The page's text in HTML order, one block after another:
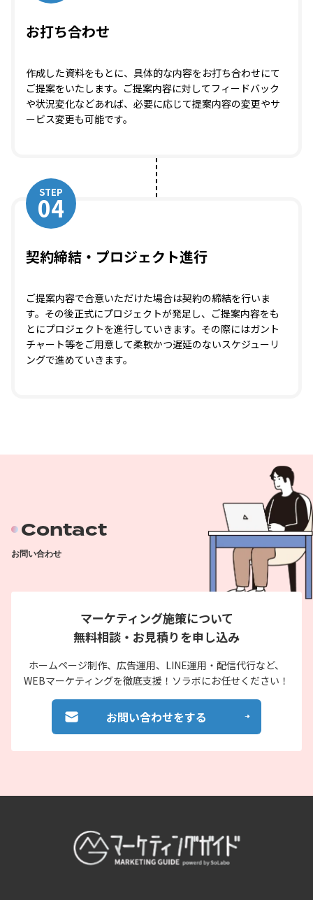
お打ち合わせ
作成した資料をもとに、具体的な内容をお打ち合わせにて
ご提案をいたします。ご提案内容に対してフィードバック
や状況変化などあれば、必要に応じて提案内容の変更やサ
ービス変更も可能です。
STEP
04
契約締結・プロジェクト進行
ご提案内容で合意いただけた場合は契約の締結を行いま
す。その後正式にプロジェクトが発足し、ご提案内容をも
とにプロジェクトを進行していきます。その際にはガント
チャート等をご用意して柔軟かつ遅延のないスケジューリ
ングで進めていきます。
Contact
お問い合わせ
マーケティング施策について
無料相談・お見積りを申し込み
ホームページ制作、広告運用、 LINE運用・配信代行など、
WEBマーケティングを徹底支援！ ソラボにお任せください！
お問い合わせをする